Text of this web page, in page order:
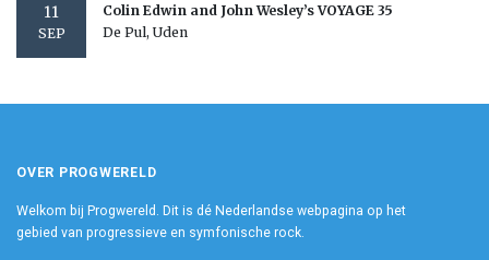
11
SEP
Colin Edwin and John Wesley’s VOYAGE 35
De Pul, Uden
OVER PROGWERELD
Welkom bij Progwereld. Dit is dé Nederlandse webpagina op het
gebied van progressieve en symfonische rock.